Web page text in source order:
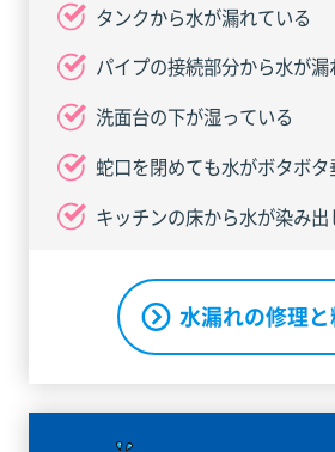
タンクから水が漏れている
パイプの接続部分から水が漏
洗面台の下が湿っている
蛇口を閉めても水がボタボタ
キッチンの床から水が染み出
水漏れの修理